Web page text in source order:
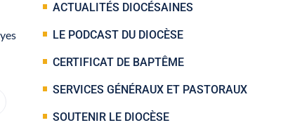
ACTUALITÉS DIOCÉSAINES
LE PODCAST DU DIOCÈSE
CERTIFICAT DE BAPTÊME
SERVICES GÉNÉRAUX ET PASTORAUX
SOUTENIR LE DIOCÈSE